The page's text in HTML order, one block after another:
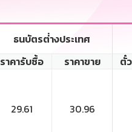
ธนบัตรต่่างประเทศ
ราคารับซื้อ
ราคาขาย ตั๋
29.61 30.96